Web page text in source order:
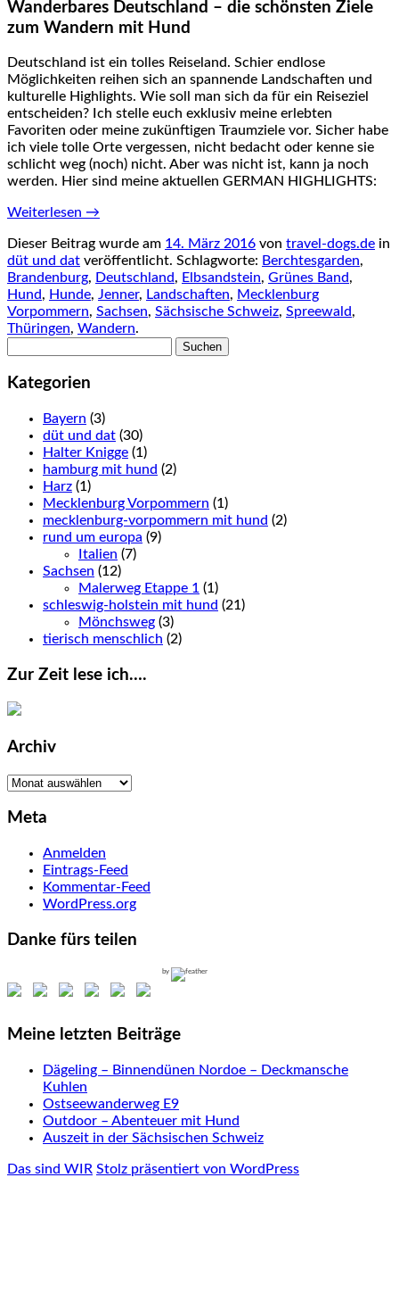
Wanderbares Deutschland – die schönsten Ziele
zum Wandern mit Hund
Deutschland ist ein tolles Reiseland. Schier endlose
Möglichkeiten reihen sich an spannende Landschaften und
kulturelle Highlights. Wie soll man sich da für ein Reiseziel
entscheiden? Ich stelle euch exklusiv meine erlebten
Favoriten oder meine zukünftigen Traumziele vor. Sicher habe
ich viele tolle Orte vergessen, nicht bedacht oder kenne sie
schlicht weg (noch) nicht. Aber was nicht ist, kann ja noch
werden. Hier sind meine aktuellen GERMAN HIGHLIGHTS:
Weiterlesen →
Dieser Beitrag wurde am 14. März 2016 von travel-dogs.de in
düt und dat veröffentlicht. Schlagworte: Berchtesgarden,
Brandenburg, Deutschland, Elbsandstein, Grünes Band,
Hund, Hunde, Jenner, Landschaften, Mecklenburg
Vorpommern, Sachsen, Sächsische Schweiz, Spreewald,
Thüringen, Wandern.
Kategorien
Bayern (3)
düt und dat (30)
Halter Knigge (1)
hamburg mit hund (2)
Harz (1)
Mecklenburg Vorpommern (1)
mecklenburg-vorpommern mit hund (2)
rund um europa (9)
Italien (7)
Sachsen (12)
Malerweg Etappe 1 (1)
schleswig-holstein mit hund (21)
Mönchsweg (3)
tierisch menschlich (2)
Zur Zeit lese ich….
Archiv
Archiv
Meta
Anmelden
Eintrags-Feed
Kommentar-Feed
WordPress.org
Danke fürs teilen
by
Meine letzten Beiträge
Dägeling – Binnendünen Nordoe – Deckmansche
Kuhlen
Ostseewanderweg E9
Outdoor – Abenteuer mit Hund
Auszeit in der Sächsischen Schweiz
Das sind WIR Stolz präsentiert von WordPress